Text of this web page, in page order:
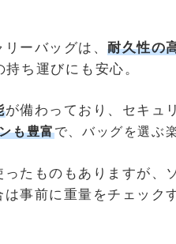
ーバッグは、 耐久性の
ち運びにも安心。
が備わっており、セキュ
も豊富で、バッグを選ぶ
たものもありますが、
事前に重量をチェック